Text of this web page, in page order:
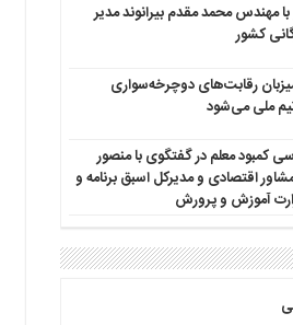
مهندس محمد مقدم بیرانوند مدیر
کشور
رقابت‌های دوچرخه‌سواری
ملی می‌شود
کمبود معلم در گفتگوی با منصور
اقتصادی و مدیرکل اسبق برنامه و
آموزش و پرورش